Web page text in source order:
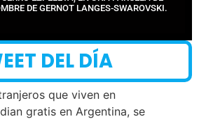
DE GERNOT LANGES-SWAROVSKI.
DEL DÍA
que viven en
gratis en Argentina, se